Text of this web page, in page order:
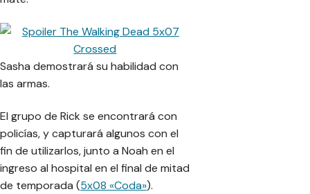
Sasha demostrará su habilidad con
las armas.
El grupo de Rick se encontrará con
policías, y capturará algunos con el
fin de utilizarlos, junto a Noah en el
ingreso al hospital en el final de mitad
de temporada (5x08 «Coda»).